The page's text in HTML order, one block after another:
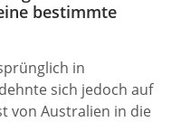
bestimmte
in
sich jedoch auf
von Australien in die